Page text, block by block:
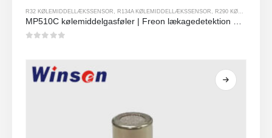
R32 KØLEMIDDELLÆKSSENSOR R134A KØLEMIDDELLÆKSSENSOR R290 KØLEMIDDELLÆKSSENSOR